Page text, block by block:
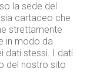
la sede del
cartaceo che
strettamente
in modo da
dati stessi. I dati
del nostro sito